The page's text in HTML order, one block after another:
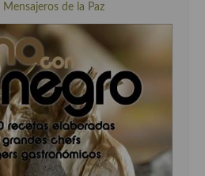
Mensajeros de la Paz